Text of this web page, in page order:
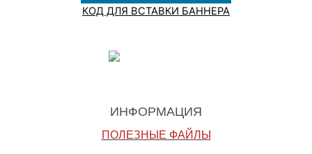
КОД ДЛЯ ВСТАВКИ БАННЕРА
ИНФОРМАЦИЯ
ПОЛЕЗНЫЕ ФАЙЛЫ